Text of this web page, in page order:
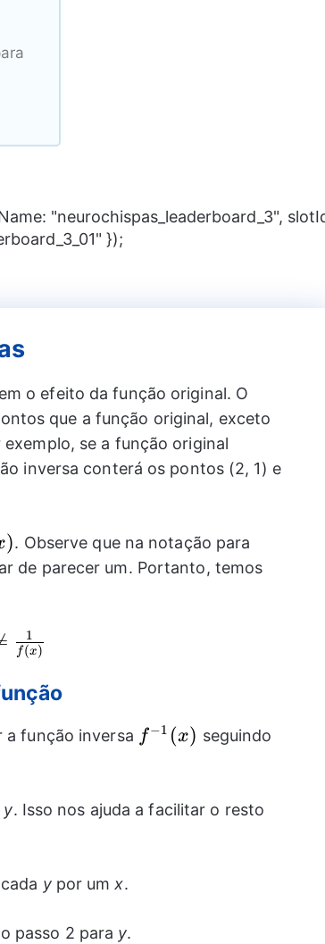
"neurochispas_leaderboard_3",
});
o efeito da função original. O
que a função original, exceto
se a função original
inversa conterá os pontos (2, 1) e
1}}
). Observe que na notação para
de parecer um. Portanto, temos
f(x)
1
a função inversa {{f}^{-
f−1 (x) seguindo
y. Isso nos ajuda a facilitar o resto
ypor umx.
passo 2 para y.